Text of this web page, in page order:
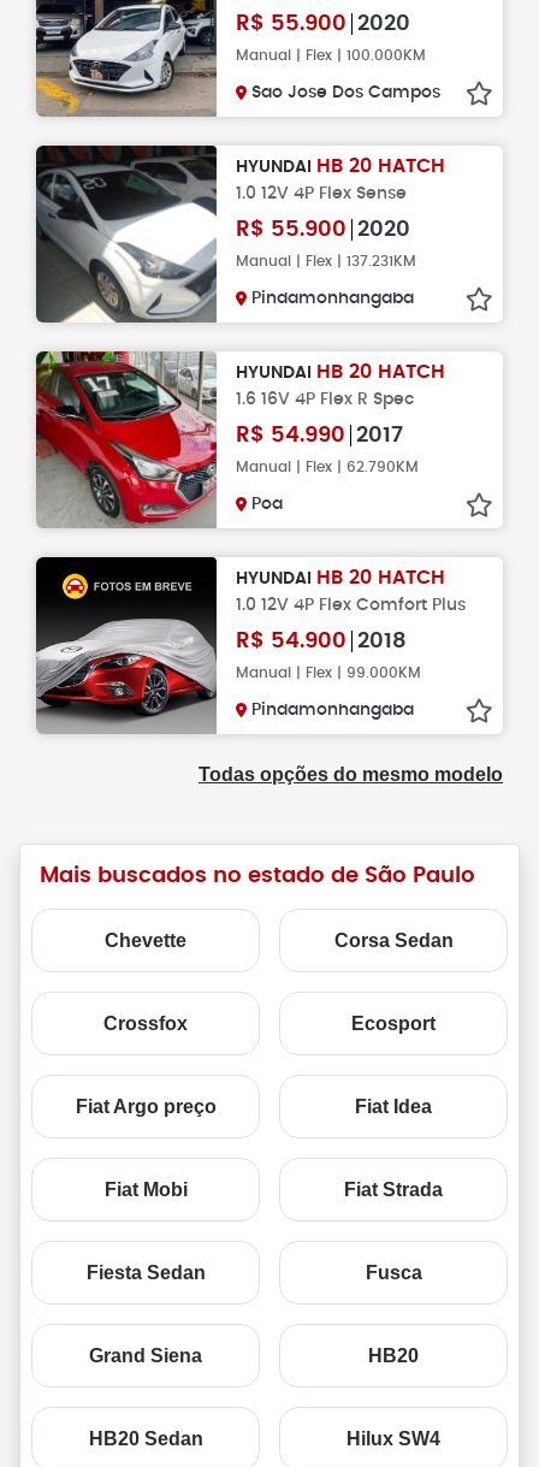
R$ 55.900 2020
Manual | Flex | 100.000KM
Sao Jose Dos Campos
HYUNDAI HB 20 HATCH
1.0 12V 4P Flex Sense
R$ 55.900 2020
Manual | Flex | 137.231KM
Pindamonhangaba
HYUNDAI HB 20 HATCH
1.6 16V 4P Flex R Spec
R$ 54.990 2017
Manual | Flex | 62.790KM
Poa
HYUNDAI HB 20 HATCH
1.0 12V 4P Flex Comfort Plus
R$ 54.900 2018
Manual | Flex | 99.000KM
Pindamonhangaba
Todas opções do mesmo modelo
Mais buscados no estado de São Paulo
Chevette Corsa Sedan
Crossfox Ecosport
Fiat Argo preço Fiat Idea
Fiat Mobi Fiat Strada
Fiesta Sedan Fusca
Grand Siena HB20
HB20 Sedan Hilux SW4